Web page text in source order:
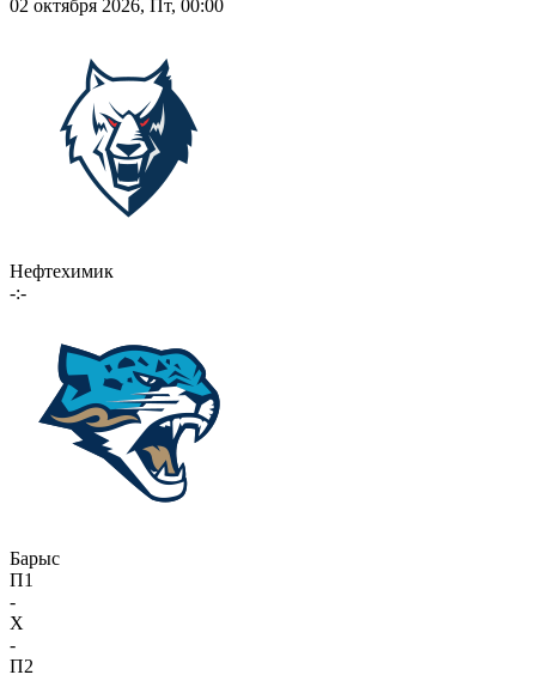
02 октября 2026, Пт, 00:00
Нефтехимик
-:-
Барыс
П1
-
X
-
П2